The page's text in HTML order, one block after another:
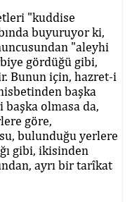
"kuddise
buyuruyor ki,
"aleyhi
gördüğü gibi,
Bunun için, hazret-i
başka
olmasa da,
göre,
bulunduğu yerlere
gibi, ikisinden
ayrı bir tarîkat